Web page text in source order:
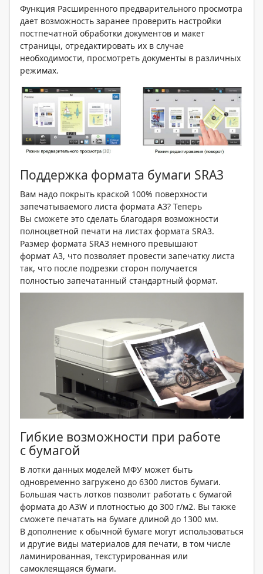
Функция Расширенного предварительного просмотра
дает возможность заранее проверить настройки
постпечатной обработки документов и макет
страницы, отредактировать их в случае
необходимости, просмотреть документы в различных
режимах.
Поддержка формата бумаги SRA3
Вам надо покрыть краской 100% поверхности
запечатываемого листа формата А3? Теперь
Вы сможете это сделать благодаря возможности
полноцветной печати на листах формата SRA3.
Размер формата SRA3 немного превышают
формат А3, что позволяет провести запечатку листа
так, что после подрезки сторон получается
полностью запечатанный стандартный формат.
Гибкие возможности при работе
с бумагой
В лотки данных моделей МФУ может быть
одновременно загружено до 6300 листов бумаги.
Большая часть лотков позволит работать с бумагой
формата до A3W и плотностью до 300 г/м2. Вы также
сможете печатать на бумаге длиной до 1300 мм.
В дополнение к обычной бумаге могут использоваться
и другие виды материалов для печати, в том числе
ламинированная, текстурированная или
самоклеящаяся бумаги.